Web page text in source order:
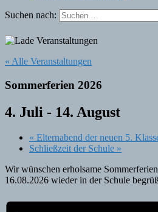
Suchen nach:
« Alle Veranstaltungen
Sommerferien 2026
4. Juli - 14. August
« Elternabend der neuen 5.
Schließzeit der Schule »
Wir wünschen erholsame
16.08.2026 wieder in der Schule